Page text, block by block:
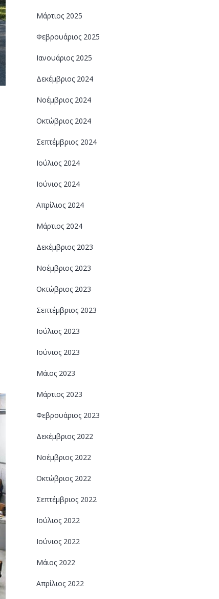
Μάρτιος 2025
Φεβρουάριος 2025
Ιανουάριος 2025
Δεκέμβριος 2024
Νοέμβριος 2024
Οκτώβριος 2024
Σεπτέμβριος 2024
Ιούλιος 2024
Ιούνιος 2024
Απρίλιος 2024
Μάρτιος 2024
Δεκέμβριος 2023
Νοέμβριος 2023
Οκτώβριος 2023
Σεπτέμβριος 2023
Ιούλιος 2023
Ιούνιος 2023
Μάιος 2023
Μάρτιος 2023
Φεβρουάριος 2023
Δεκέμβριος 2022
Νοέμβριος 2022
Οκτώβριος 2022
Σεπτέμβριος 2022
Ιούλιος 2022
Ιούνιος 2022
Μάιος 2022
Απρίλιος 2022